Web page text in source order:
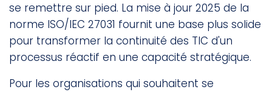
se remettre sur pied. La mise à jour 2025 de la
norme ISO/IEC 27031 fournit une base plus solide
pour transformer la continuité des TIC d'un
processus réactif en une capacité stratégique.
Pour les organisations qui souhaitent se